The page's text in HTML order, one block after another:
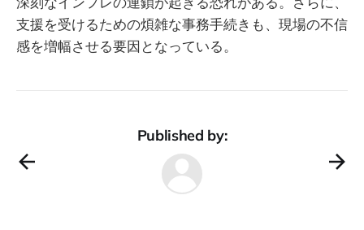
支援を受けるための煩雑な事務手続きも、現場の不信
感を増幅させる要因となっている。
Published by: